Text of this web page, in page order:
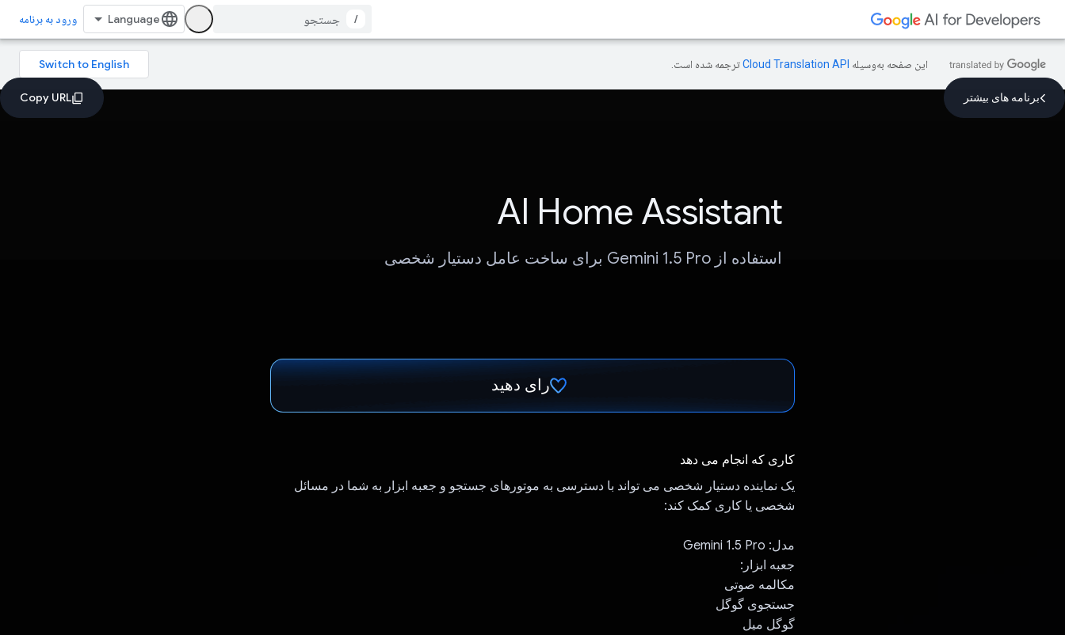
/ ورود به برنامه
این صفحه به‌وسیله ترجمه شده است.
برنامه های بیشتر
AI Home Assistant
استفاده از Gemini 1.5 Pro برای ساخت عامل دستیار شخصی
رای دهید
کاری که انجام می دهد
یک نماینده دستیار شخصی می تواند با دسترسی به موتورهای جستجو و جعبه ابزار به شما در مسائل
شخصی یا کاری کمک کند:
مدل: Gemini 1.5 Pro
جعبه ابزار:
مکالمه صوتی
جستجوی گوگل
گوگل میل